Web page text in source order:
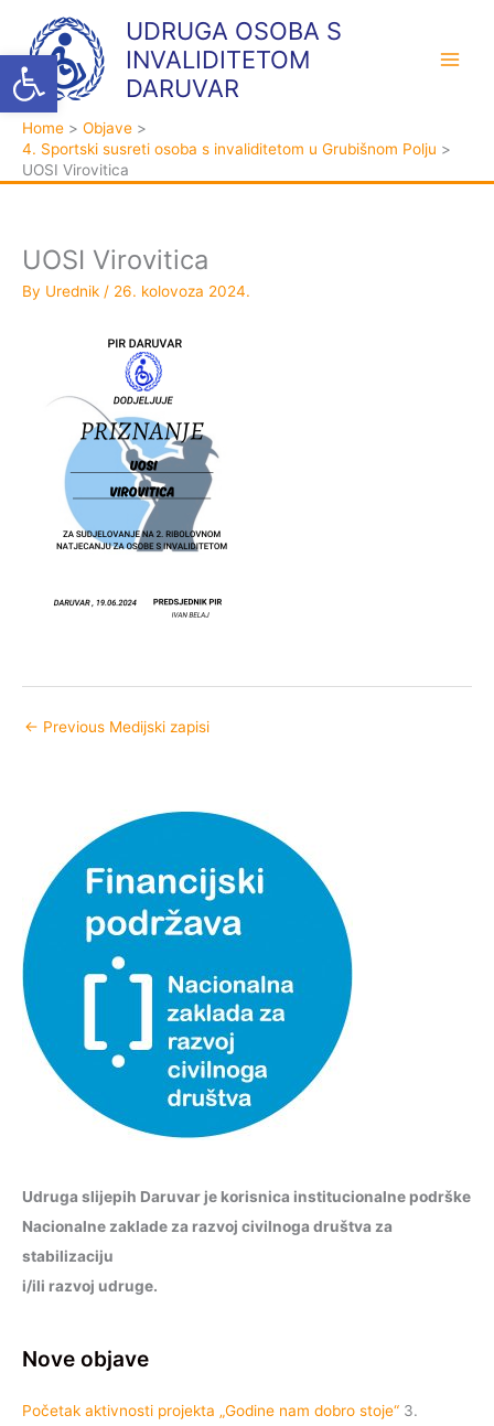
Open toolbar
content
UDRUGA OSOBA S
INVALIDITETOM
DARUVAR
Home
Objave
4. Sportski susreti osoba s invaliditetom u Grubišnom Polju
UOSI Virovitica
UOSI Virovitica
By Urednik / 26. kolovoza 2024.
← Previous Medijski zapisi
Udruga slijepih Daruvar je korisnica institucionalne podrške
Nacionalne zaklade za razvoj civilnoga društva za
stabilizaciju
i/ili razvoj udruge.
Nove objave
Početak aktivnosti projekta „Godine nam dobro stoje“ 3.
t
e
g
o
h
i
v
a